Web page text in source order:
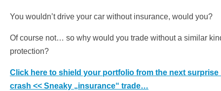
You wouldn’t drive your car without insurance, would you?
Of course not… so why would you trade without a similar
protection?
Click here to shield your portfolio from the next surprise
crash << Sneaky „insurance“ trade…